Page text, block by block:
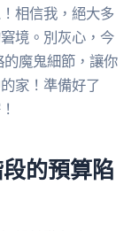
相信我，絕大多
境。別灰心，今
魔鬼細節，讓你
家！準備好了
的預算陷